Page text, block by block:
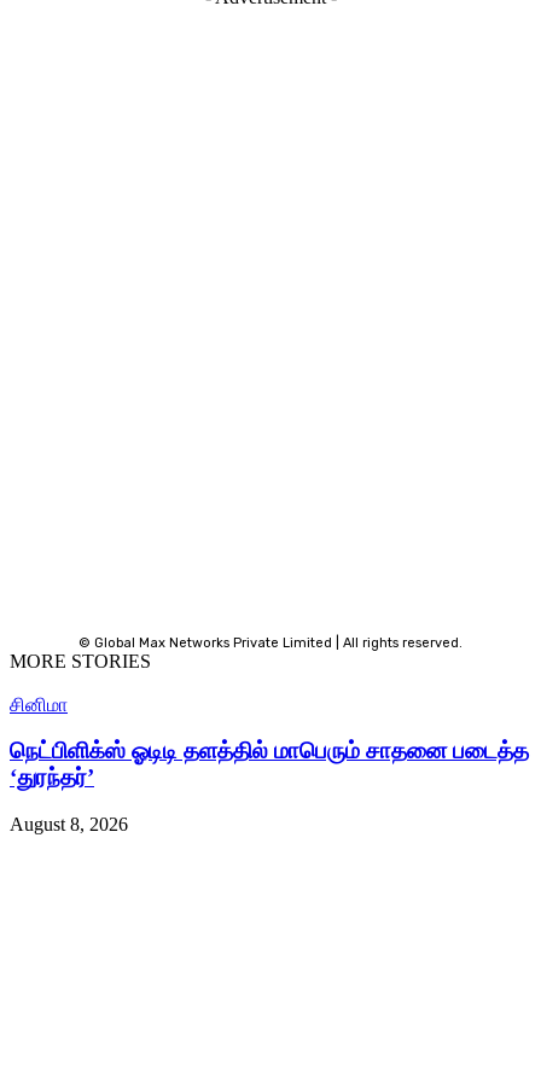
© Global Max Networks Private Limited | All rights reserved.
MORE STORIES
சினிமா
நெட்பிளிக்ஸ் ஓடிடி தளத்தில் மாபெரும் சாதனை படைத்த
‘துரந்தர்’
August 8, 2026